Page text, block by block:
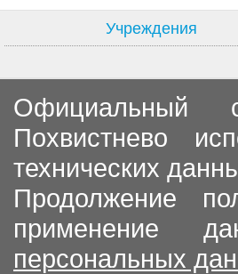
Учреждения
Официальный
Похвистнево
технических
Продолжение
применение
персональных